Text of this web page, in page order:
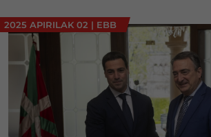
2025 APIRILAK 02 | EBB